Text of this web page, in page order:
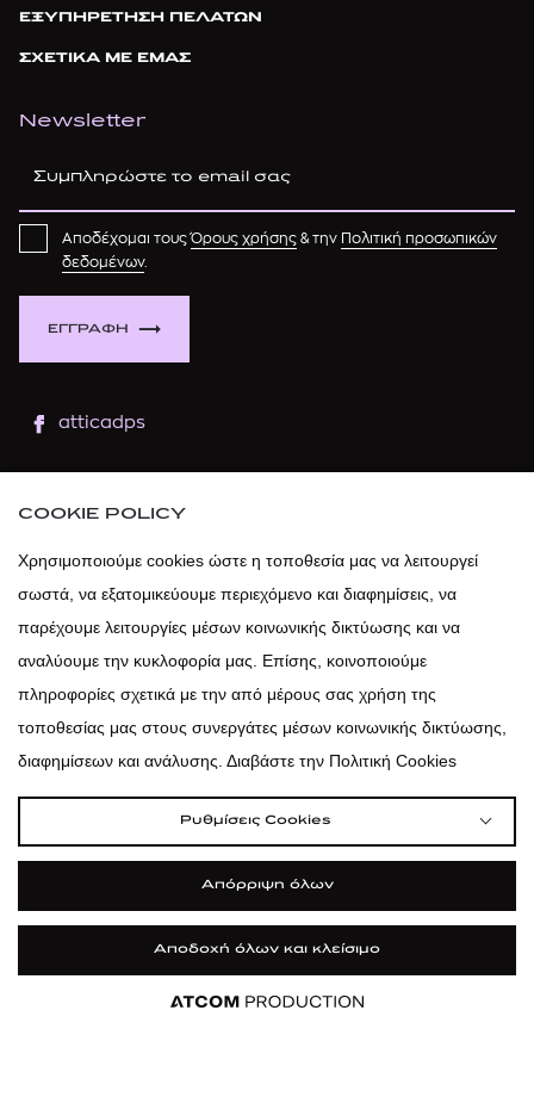
ΕΞΥΠΗΡΕΤΗΣΗ ΠΕΛΑΤΩΝ
ΣΧΕΤΙΚΑ ΜΕ ΕΜΑΣ
Newsletter
ΕΓΓΡΑΦΗ
Αποδέχομαι τουςΌρους χρήσης & την
Πολιτική προσωπικών
δεδομένων.
atticadps
atticadps
| Πολιτική Cookies | Κώδικας Δεοντολογίας
Προστασία Προσωπικών Δεδομένων
COOKIE POLICY
Χρησιμοποιούμε cookies ώστε η τοποθεσία μας να λειτουργεί
σωστά, να εξατομικεύουμε περιεχόμενο και διαφημίσεις, να
παρέχουμε λειτουργίες μέσων κοινωνικής δικτύωσης και να
αναλύουμε την κυκλοφορία μας. Επίσης, κοινοποιούμε
πληροφορίες σχετικά με την από μέρους σας χρήση της
τοποθεσίας μας στους συνεργάτες μέσων κοινωνικής δικτύωσης,
διαφημίσεων και ανάλυσης. Διαβάστε την Πολιτική Cookies
Ρυθμίσεις Cookies
Απόρριψη όλων
Αποδοχή όλων και κλείσιμο